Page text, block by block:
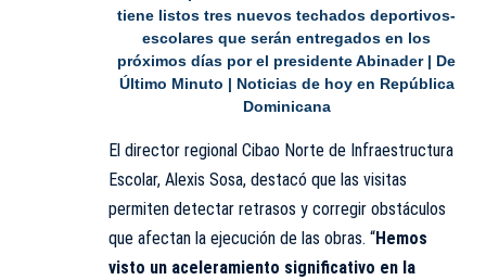
tiene listos tres nuevos techados deportivos-
escolares que serán entregados en los
próximos días por el presidente Abinader | De
Último Minuto | Noticias de hoy en República
Dominicana
El director regional Cibao Norte de Infraestructura
Escolar, Alexis Sosa, destacó que las visitas
permiten detectar retrasos y corregir obstáculos
que afectan la ejecución de las obras. “Hemos
visto un aceleramiento significativo en la